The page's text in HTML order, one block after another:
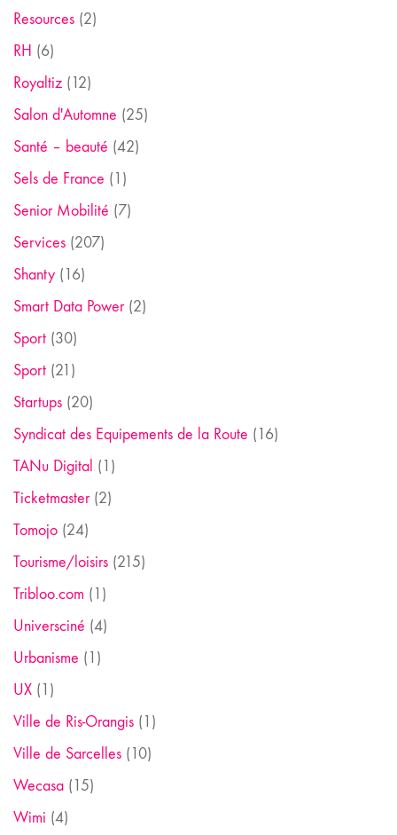
Resources (2)
RH (6)
Royaltiz (12)
Salon d'Automne (25)
Santé – beauté (42)
Sels de France (1)
Senior Mobilité (7)
Services (207)
Shanty (16)
Smart Data Power(2)
Sport (30)
Sport (21)
Startups (20)
Syndicat des Equipements de la Route (16)
TANu Digital (1)
Ticketmaster(2)
Tomojo (24)
Tourisme/loisirs (215)
Tribloo.com (1)
Universciné (4)
Urbanisme (1)
UX (1)
Ville de Ris-Orangis (1)
Ville de Sarcelles (10)
Wecasa (15)
Wimi (4)